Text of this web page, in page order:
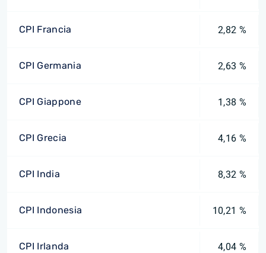
CPI Francia 2,82 %
CPI Germania 2,63 %
CPI Giappone 1,38 %
CPI Grecia 4,16 %
CPI India 8,32 %
CPI Indonesia 10,21 %
CPI Irlanda 4,04 %